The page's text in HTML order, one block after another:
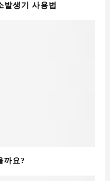
발생기 사용법
까요?